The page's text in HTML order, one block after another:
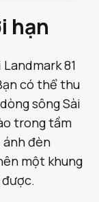
hạn
81
có thể thu
sông Sài
trong tầm
ánh đèn
một khung